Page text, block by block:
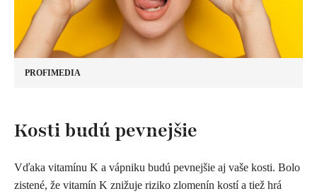
PROFIMEDIA
​Kosti budú pevnejšie
Vďaka vitamínu K a vápniku budú pevnejšie aj vaše kosti. Bolo
zistené, že vitamín K znižuje riziko zlomenín kostí a tiež hrá